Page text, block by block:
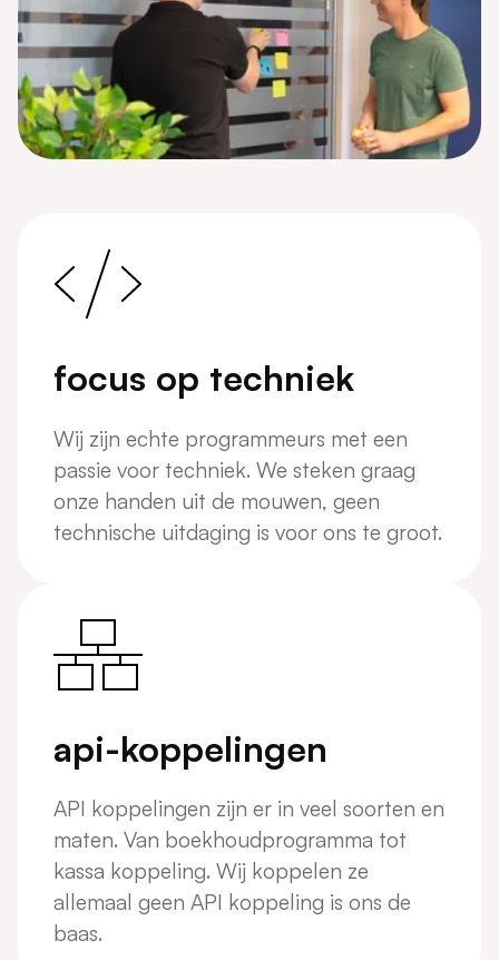
focus op techniek
Wij zijn echte programmeurs met een
passie voor techniek. We steken graag
onze handen uit de mouwen, geen
technische uitdaging is voor ons te groot.
api-koppelingen
API koppelingen zijn er in veel soorten en
maten. Van boekhoudprogramma tot
kassa koppeling. Wij koppelen ze
allemaal geen API koppeling is ons de
baas.